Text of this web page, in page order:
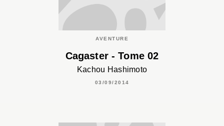
AVENTURE
Cagaster - Tome 02
Kachou Hashimoto
03/09/2014